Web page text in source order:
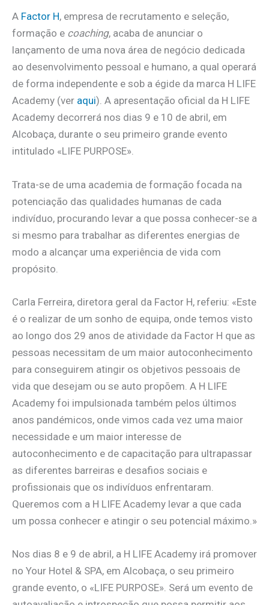
A Factor H, empresa de recrutamento e seleção,
formação e coaching, acaba de anunciar o
lançamento de uma nova área de negócio dedicada
ao desenvolvimento pessoal e humano, a qual operará
de forma independente e sob a égide da marca H LIFE
Academy (ver aqui). A apresentação oficial da H LIFE
Academy decorrerá nos dias 9 e 10 de abril, em
Alcobaça, durante o seu primeiro grande evento
intitulado «LIFE PURPOSE».
Trata-se de uma academia de formação focada na
potenciação das qualidades humanas de cada
indivíduo, procurando levar a que possa conhecer-se a
si mesmo para trabalhar as diferentes energias de
modo a alcançar uma experiência de vida com
propósito.
Carla Ferreira, diretora geral da Factor H, referiu: «Este
é o realizar de um sonho de equipa, onde temos visto
ao longo dos 29 anos de atividade da Factor H que as
pessoas necessitam de um maior autoconhecimento
para conseguirem atingir os objetivos pessoais de
vida que desejam ou se auto propõem. A H LIFE
Academy foi impulsionada também pelos últimos
anos pandémicos, onde vimos cada vez uma maior
necessidade e um maior interesse de
autoconhecimento e de capacitação para ultrapassar
as diferentes barreiras e desafios sociais e
profissionais que os indivíduos enfrentaram.
Queremos com a H LIFE Academy levar a que cada
um possa conhecer e atingir o seu potencial máximo.»
Nos dias 8 e 9 de abril, a H LIFE Academy irá promover
no Your Hotel & SPA, em Alcobaça, o seu primeiro
grande evento, o «LIFE PURPOSE». Será um evento de